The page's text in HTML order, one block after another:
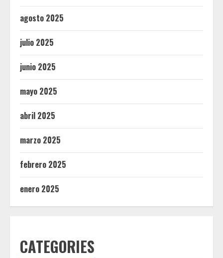
agosto 2025
julio 2025
junio 2025
mayo 2025
abril 2025
marzo 2025
febrero 2025
enero 2025
CATEGORIES